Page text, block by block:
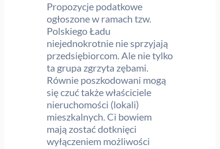
Propozycje podatkowe
ogłoszone w ramach tzw.
Polskiego Ładu
niejednokrotnie nie sprzyjają
przedsiębiorcom. Ale nie tylko
ta grupa zgrzyta zębami.
Równie poszkodowani mogą
się czuć także właściciele
nieruchomości (lokali)
mieszkalnych. Ci bowiem
mają zostać dotknięci
wyłączeniem możliwości